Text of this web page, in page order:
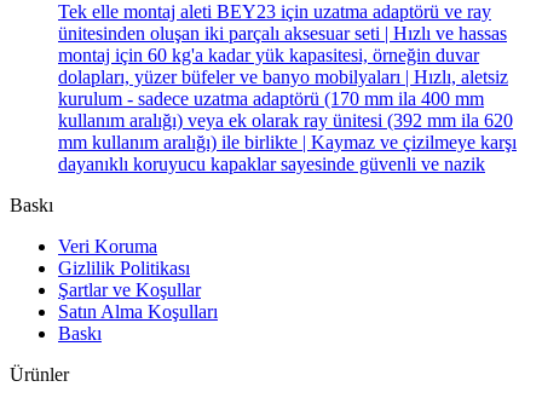
Tek elle montaj aleti BEY23 için uzatma adaptörü ve ray
ünitesinden oluşan iki parçalı aksesuar seti | Hızlı ve hassas
montaj için 60 kg'a kadar yük kapasitesi, örneğin duvar
dolapları, yüzer büfeler ve banyo mobilyaları | Hızlı, aletsiz
kurulum - sadece uzatma adaptörü (170 mm ila 400 mm
kullanım aralığı) veya ek olarak ray ünitesi (392 mm ila 620
mm kullanım aralığı) ile birlikte | Kaymaz ve çizilmeye karşı
dayanıklı koruyucu kapaklar sayesinde güvenli ve nazik
Baskı
Veri Koruma
Gizlilik Politikası
Şartlar ve Koşullar
Satın Alma Koşulları
Baskı
Ürünler